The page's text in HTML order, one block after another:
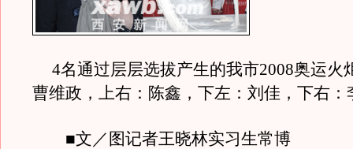
4名通过层层选拔产生的我市2008奥运火
曹维政，上右：陈鑫，下左：刘佳，下右：
■文／图记者王晓林实习生常博